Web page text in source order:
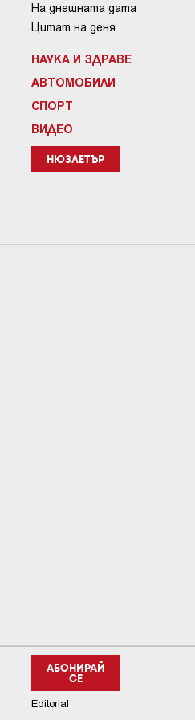
На днешната дата
Цитат на деня
НАУКА И ЗДРАВЕ
АВТОМОБИЛИ
СПОРТ
ВИДЕО
НЮЗЛЕТЪР
АБОНИРАЙ
СЕ
Editorial